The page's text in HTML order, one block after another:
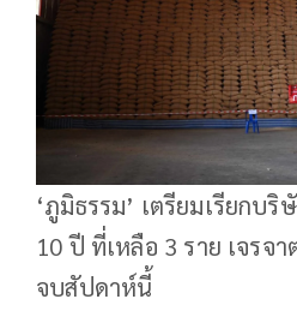
‘ภูมิธรรม’ เตรียมเรียกบ
10 ปี ที่เหลือ 3 ราย เจรจ
จบสัปดาห์นี้